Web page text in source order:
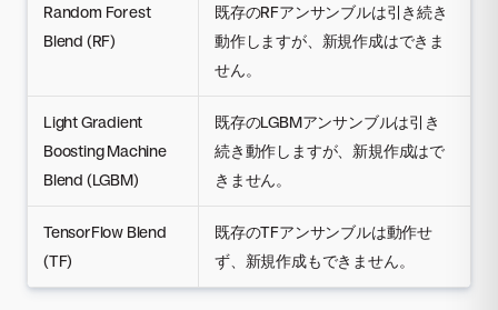
Random Forest
Blend (RF)
既存のRFアンサンブルは引き続き
動作しますが、新規作成はできま
せん。
Light Gradient
Boosting Machine
Blend (LGBM)
既存のLGBMアンサンブルは引き
続き動作しますが、新規作成はで
きません。
TensorFlow Blend
(TF)
既存のTFアンサンブルは動作せ
ず、新規作成もできません。